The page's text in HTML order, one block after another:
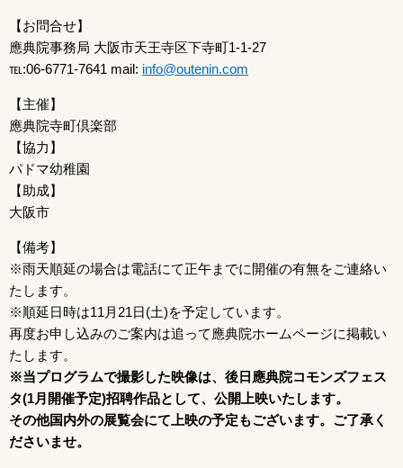
【お問合せ】
應典院事務局 大阪市天王寺区下寺町1-1-27
℡:06-6771-7641 mail: info@outenin.com
【主催】
應典院寺町倶楽部
【協力】
パドマ幼稚園
【助成】
大阪市
【備考】
※雨天順延の場合は電話にて正午までに開催の有無をご連絡い
たします。
※順延日時は11月21日(土)を予定しています。
再度お申し込みのご案内は追って應典院ホームページに掲載い
たします。
※当プログラムで撮影した映像は、後日應典院コモンズフェス
タ(1月開催予定)招聘作品として、公開上映いたします。
その他国内外の展覧会にて上映の予定もございます。ご了承く
ださいませ。